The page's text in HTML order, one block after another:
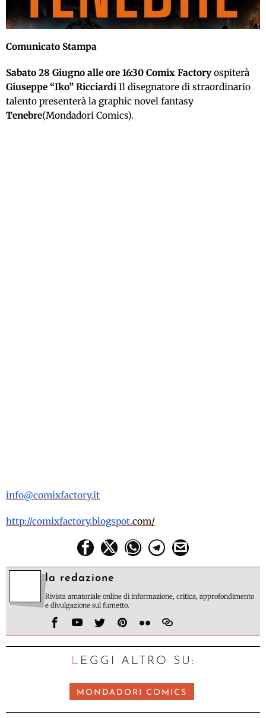
Comunicato Stampa
Sabato 28 Giugno alle ore 16:30 Comix Factory ospiterà
Giuseppe “Iko” Ricciardi Il disegnatore di straordinario
talento presenterà la graphic novel fantasy
Tenebre(Mondadori Comics).
info@comixfactory.it
http://comixfactory.blogspot.com/
la redazione
Rivista amatoriale online di informazione, critica, approfondimento
e divulgazione sul fumetto.
LEGGI ALTRO SU:
MONDADORI COMICS